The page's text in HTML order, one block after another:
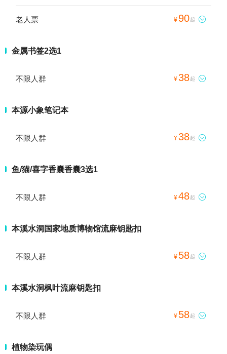
老人票 ¥ 90起 
金属书签2选1
不限人群 ¥38起 
本源小象笔记本
不限人群 ¥38起 
鱼/猫/喜字香囊香囊3选1
不限人群 ¥48起 
本溪水洞国家地质博物馆流麻钥匙扣
不限人群 ¥ 58起 
本溪水洞枫叶流麻钥匙扣
不限人群 ¥ 58起 
植物染玩偶